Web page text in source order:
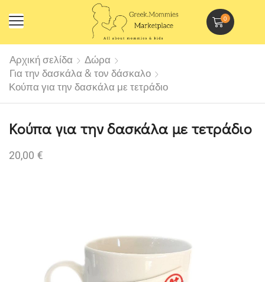
0
Αρχική σελίδα
Δώρα
Για την δασκάλα & τον δάσκαλο
Κούπα για την δασκάλα με τετράδιο
Κούπα για την δασκάλα με τετράδιο
20,00 €